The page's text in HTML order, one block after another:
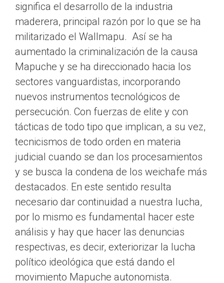
significa el desarrollo de la industria
maderera, principal razón por lo que se ha
militarizado el Wallmapu. Así se ha
aumentado la criminalización de la causa
Mapuche y se ha direccionado hacia los
sectores vanguardistas, incorporando
nuevos instrumentos tecnológicos de
persecución. Con fuerzas de elite y con
tácticas de todo tipo que implican, a su vez,
tecnicismos de todo orden en materia
judicial cuando se dan los procesamientos
y se busca la condena de los weichafe más
destacados. En este sentido resulta
necesario dar continuidad a nuestra lucha,
por lo mismo es fundamental hacer este
análisis y hay que hacer las denuncias
respectivas, es decir, exteriorizar la lucha
político ideológica que está dando el
movimiento Mapuche autonomista.